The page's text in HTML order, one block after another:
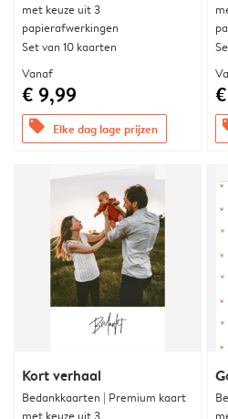
met keuze uit 3
papierafwerkingen
Set van 10 kaarten
Vanaf
€ 9,99
offers Elke dag lage prijzen
Kort verhaal
Bedankkaarten | Premium kaart
met keuze uit 3